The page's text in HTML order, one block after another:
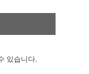
있습니다.